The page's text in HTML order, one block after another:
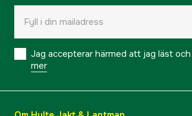
Jag accepterar härmed att jag läst
mer